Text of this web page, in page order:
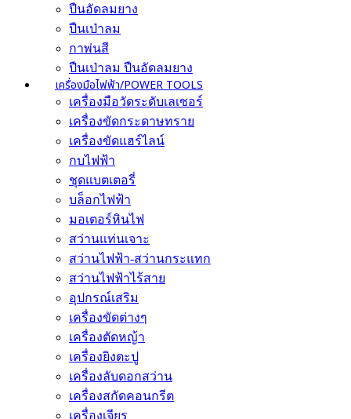
ปืนอัดลมยาง
ปืนเป่าลม
กาพ่นสี
ปืนเป่าลม ปืนอัดลมยาง
เครื่องมือไฟฟ้า/POWER TOOLS
เครื่องมือวัดระดับเลเซอร์
เครื่องขัดกระดาษทราย
เครื่องขัดแฮร์ไลน์
กบไฟฟ้า
ชุดแบตเตอรี่
บล็อกไฟฟ้า
มอเตอร์หินไฟ
สว่านแท่นเจาะ
สว่านไฟฟ้า-สว่านกระแทก
สว่านไฟฟ้าไร้สาย
อุปกรณ์เสริม
เครื่องขัดต่างๆ
เครื่องตัดหญ้า
เครื่องยิงตะปู
เครื่องลับดอกสว่าน
เครื่องสกัดคอนกรีต
เครื่องเจียร